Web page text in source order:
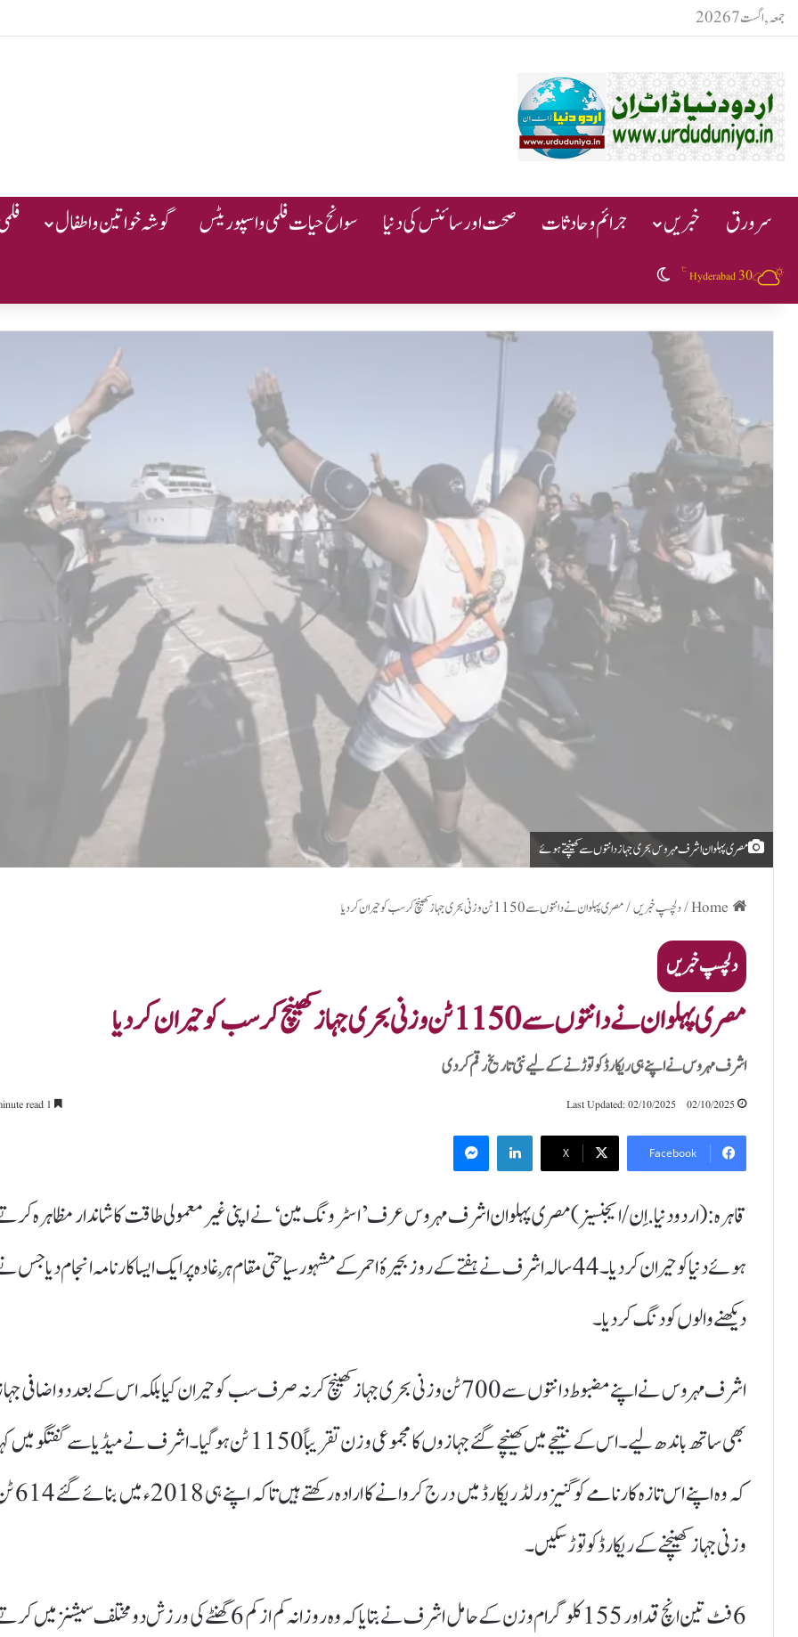
جمعہ, اگست 7 2026
سرورق خبریں جرائم و حادثات صحت اور سائنس کی دنیا سوانح حیات فلمی و اسپوریٹس گوشہ خواتین و اطفال
Hyderabad30
℃
مصری پہلوان اشرف مہروس بحری جہاز دانتوں سے کھینچتے ہوئے
/دلچسپ خبریں/مصری پہلوان نے دانتوں سے 1150 ٹن وزنی بحری جہاز کھینچ کر سب کو حیران کردیا
دلچسپ خبریں
مصری پہلوان نے دانتوں سے 1150 ٹن وزنی بحری جہاز کھینچ کر سب کو حیران کردیا
اشرف مہروس نے اپنے ہی ریکارڈ کو توڑنے کے لیے نئی تاریخ رقم کردی
02/10/2025
Last Updated: 02/10/2025
Facebook
X
LinkedIn
قاہرہ :(اردودنیا.اِن/ایجنسیز)مصری پہلوان اشرف مہروس عرف ’اسٹرونگ مین‘ نے اپنی غیر معمولی طاقت کا شاندار مظاہرہ
ہوئے دنیا کو حیران کردیا۔ 44 سالہ اشرف نے ہفتے کے روز بحیرۂ احمر کے مشہور سیاحتی مقام ہُرغادہ پر ایک ایسا کارنامہ انجام دیا جس
دیکھنے والوں کو دنگ کر دیا۔
اشرف مہروس نے اپنے مضبوط دانتوں سے 700 ٹن وزنی بحری جہاز کھینچ کر نہ صرف سب کو حیران کیا بلکہ اس کے بعد دو اضافی
بھی ساتھ باندھ لیے۔ اس کے نتیجے میں کھینچے گئے جہازوں کا مجموعی وزن تقریباً 1150 ٹن ہو گیا۔اشرف نے میڈیا سے گفتگو
کہ وہ اپنے اس تازہ کارنامے کو گنیز ورلڈ ریکارڈ
وزنی جہاز کھینچنے کے ریکارڈ کو توڑ سکیں۔
6 فٹ تین انچ قد اور 155 کلوگرام وزن کے حامل اشرف نے بتایا کہ وہ روزانہ کم از کم 6 گھنٹے کی ورزش دو مختلف سیشنز